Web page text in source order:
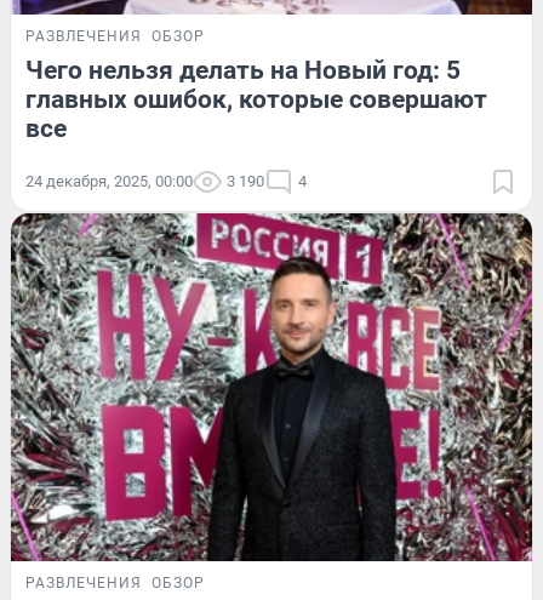
РАЗВЛЕЧЕНИЯ ОБЗОР
Чего нельзя делать на Новый год: 5
главных ошибок, которые совершают
все
24 декабря, 2025, 00:00 3 190 4
РАЗВЛЕЧЕНИЯ ОБЗОР